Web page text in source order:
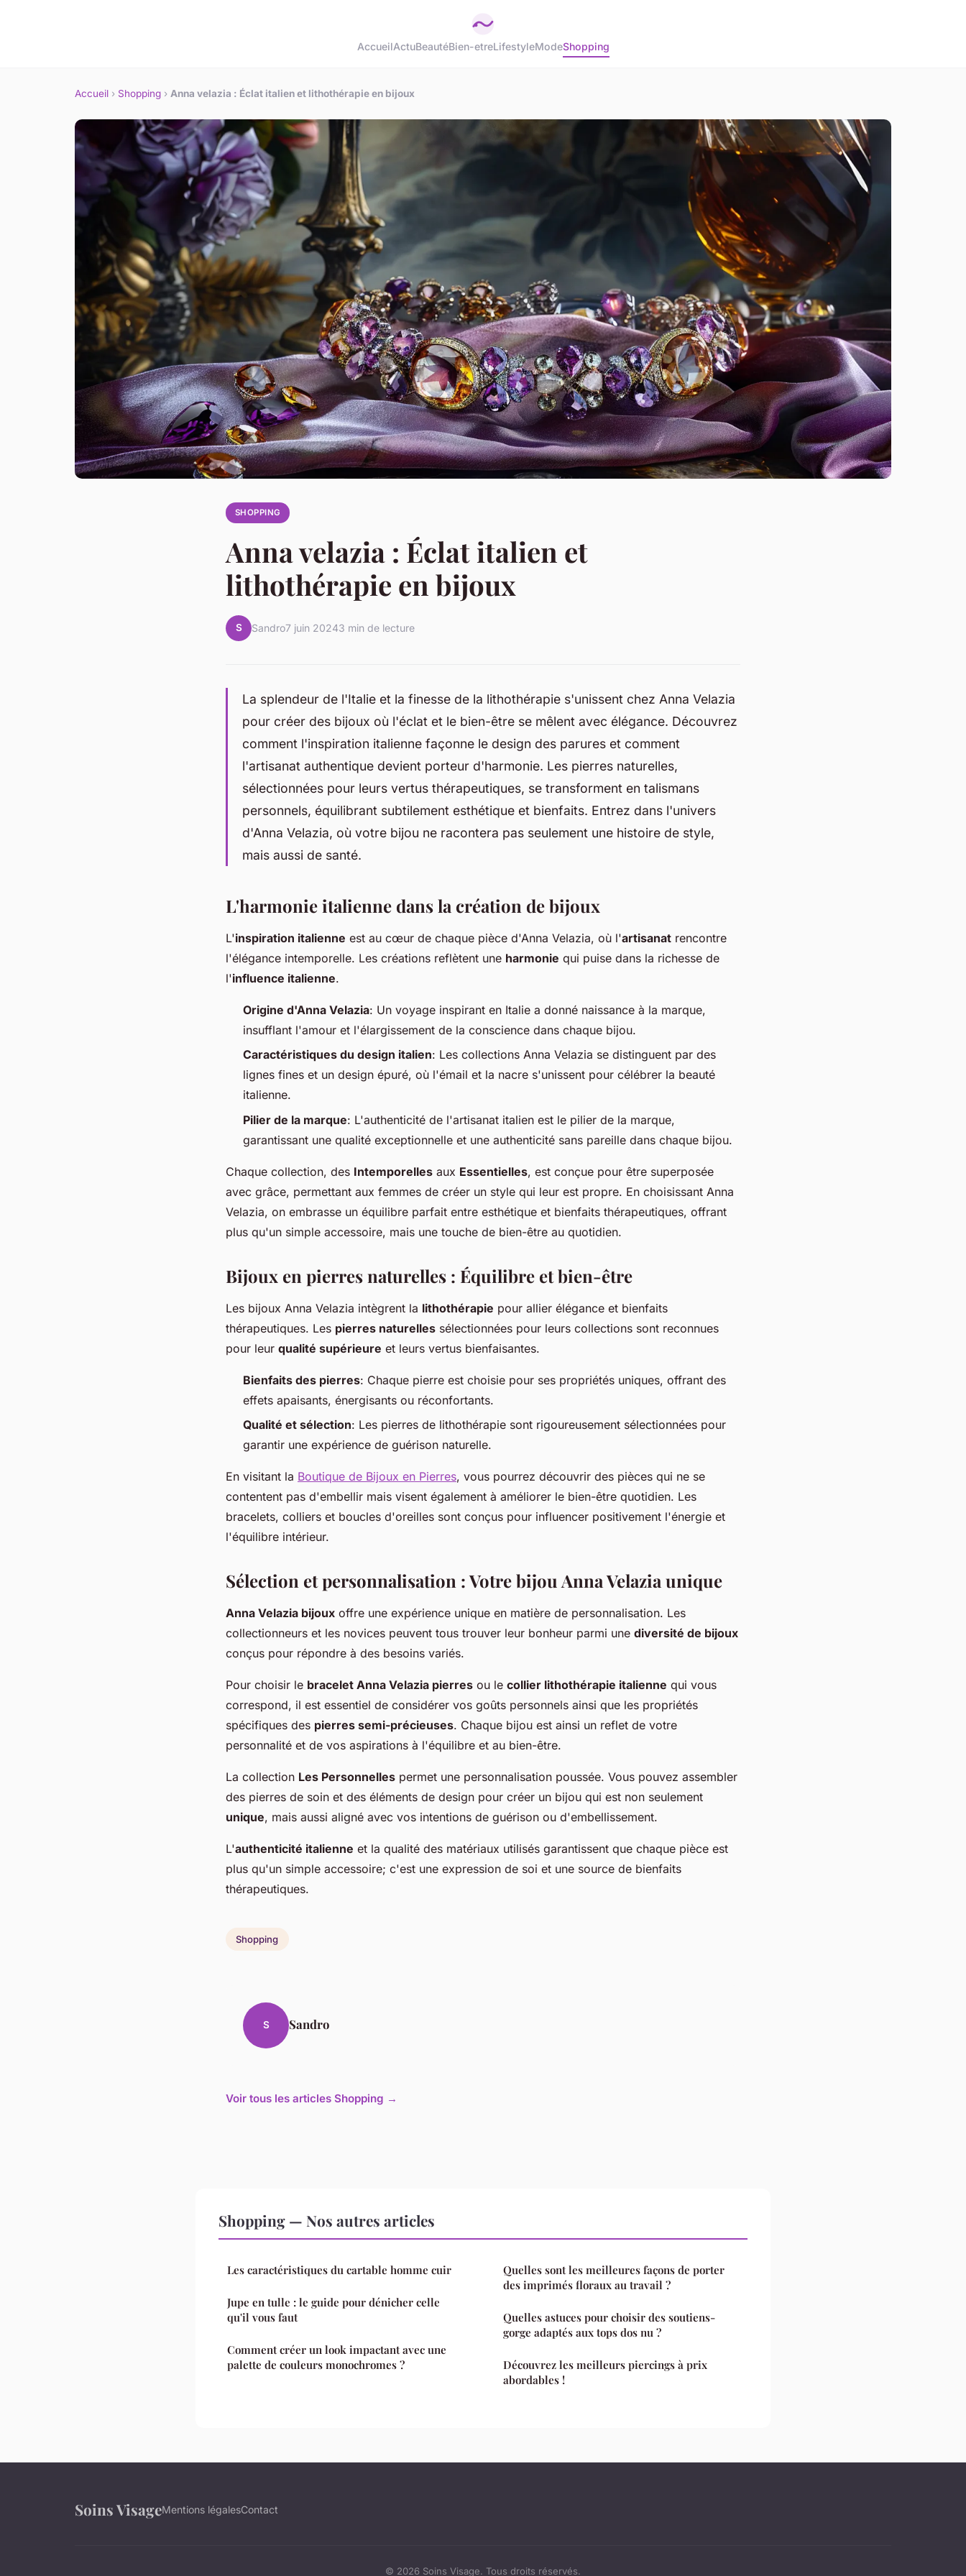
AccueilActuBeautéBien-etreLifestyleModeShopping
Accueil › Shopping › Anna velazia : Éclat italien et lithothérapie en bijoux
SHOPPING
Anna velazia : Éclat italien et
lithothérapie en bijoux
S Sandro7 juin 20243 min de lecture
La splendeur de l'Italie et la finesse de la lithothérapie s'unissent chez Anna Velazia
pour créer des bijoux où l'éclat et le bien-être se mêlent avec élégance. Découvrez
comment l'inspiration italienne façonne le design des parures et comment
l'artisanat authentique devient porteur d'harmonie. Les pierres naturelles,
sélectionnées pour leurs vertus thérapeutiques, se transforment en talismans
personnels, équilibrant subtilement esthétique et bienfaits. Entrez dans l'univers
d'Anna Velazia, où votre bijou ne racontera pas seulement une histoire de style,
mais aussi de santé.
L'harmonie italienne dans la création de bijoux
L'inspiration italienne est au cœur de chaque pièce d'Anna Velazia, où l'artisanat rencontre
l'élégance intemporelle. Les créations reflètent une harmonie qui puise dans la richesse de
l'influence italienne.
Origine d'Anna Velazia: Un voyage inspirant en Italie a donné naissance à la marque,
insufflant l'amour et l'élargissement de la conscience dans chaque bijou.
Caractéristiques du design italien: Les collections Anna Velazia se distinguent par des
lignes fines et un design épuré, où l'émail et la nacre s'unissent pour célébrer la beauté
italienne.
Pilier de la marque: L'authenticité de l'artisanat italien est le pilier de la marque,
garantissant une qualité exceptionnelle et une authenticité sans pareille dans chaque bijou.
Chaque collection, des Intemporelles aux Essentielles, est conçue pour être superposée
avec grâce, permettant aux femmes de créer un style qui leur est propre. En choisissant Anna
Velazia, on embrasse un équilibre parfait entre esthétique et bienfaits thérapeutiques, offrant
plus qu'un simple accessoire, mais une touche de bien-être au quotidien.
Bijoux en pierres naturelles : Équilibre et bien-être
Les bijoux Anna Velazia intègrent la lithothérapie pour allier élégance et bienfaits
thérapeutiques. Les pierres naturelles sélectionnées pour leurs collections sont reconnues
pour leur qualité supérieure et leurs vertus bienfaisantes.
Bienfaits des pierres: Chaque pierre est choisie pour ses propriétés uniques, offrant des
effets apaisants, énergisants ou réconfortants.
Qualité et sélection: Les pierres de lithothérapie sont rigoureusement sélectionnées pour
garantir une expérience de guérison naturelle.
En visitant la Boutique de Bijoux en Pierres, vous pourrez découvrir des pièces qui ne se
contentent pas d'embellir mais visent également à améliorer le bien-être quotidien. Les
bracelets, colliers et boucles d'oreilles sont conçus pour influencer positivement l'énergie et
l'équilibre intérieur.
Sélection et personnalisation : Votre bijou Anna Velazia unique
Anna Velazia bijoux offre une expérience unique en matière de personnalisation. Les
collectionneurs et les novices peuvent tous trouver leur bonheur parmi une diversité de bijoux
conçus pour répondre à des besoins variés.
Pour choisir le bracelet Anna Velazia pierres ou le collier lithothérapie italienne qui vous
correspond, il est essentiel de considérer vos goûts personnels ainsi que les propriétés
spécifiques des pierres semi-précieuses. Chaque bijou est ainsi un reflet de votre
personnalité et de vos aspirations à l'équilibre et au bien-être.
La collection Les Personnelles permet une personnalisation poussée. Vous pouvez assembler
des pierres de soin et des éléments de design pour créer un bijou qui est non seulement
unique, mais aussi aligné avec vos intentions de guérison ou d'embellissement.
L'authenticité italienne et la qualité des matériaux utilisés garantissent que chaque pièce est
plus qu'un simple accessoire; c'est une expression de soi et une source de bienfaits
thérapeutiques.
Shopping
S Sandro
Voir tous les articles Shopping →
Shopping — Nos autres articles
Les caractéristiques du cartable homme cuir
Jupe en tulle : le guide pour dénicher celle
qu'il vous faut
Comment créer un look impactant avec une
palette de couleurs monochromes ?
Quelles sont les meilleures façons de porter
des imprimés floraux au travail ?
Quelles astuces pour choisir des soutiens-
gorge adaptés aux tops dos nu ?
Découvrez les meilleurs piercings à prix
abordables !
Soins VisageMentions légalesContact
© 2026 Soins Visage. Tous droits réservés.